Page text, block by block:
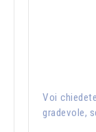
Voi
gradevole,